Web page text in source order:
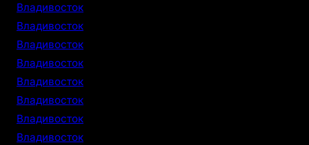
Владивосток
Владивосток
Владивосток
Владивосток
Владивосток
Владивосток
Владивосток
Владивосток